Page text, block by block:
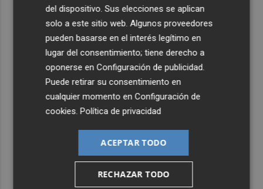
del dispositivo. Sus elecciones se aplican
solo a este sitio web. Algunos proveedores
pueden basarse en el interés legítimo en
lugar del consentimiento; tiene derecho a
oponerse enConfiguración de publicidad.
Puede retirar su consentimiento en
cualquier momento enConfiguración de
cookies.Política de privacidad
ACEPTAR TODO
RECHAZAR TODO